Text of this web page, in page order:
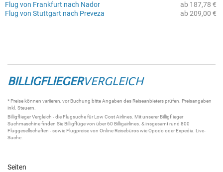
ab 187,78 €
Flug von Frankfurt nach Nador
ab 209,00 €
Flug von Stuttgart nach Preveza
BILLIGFLIEGERVERGLEICH
* Preise können variieren, vor Buchung bitte Angaben des Reiseanbieters prüfen. Preisangaben
inkl. Steuern.
BilligfliegerVergleich - die Flugsuchefür Low Cost Airlines. Mit unsererBilligflieger
Suchmaschinefinden Sie Billigflügevon über 60 Billigairlines . & insgesamt rund 800
Fluggesellschaften - sowie Flugpreise von Online Reisebüros wie Opodo oder Expedia. Live-
Suche
Seiten